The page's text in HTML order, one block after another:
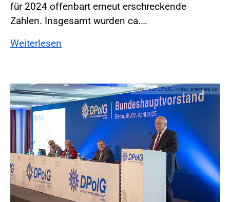
für 2024 offenbart erneut erschreckende
Zahlen. Insgesamt wurden ca.…
Weiterlesen
Foto:Foto: DPolG / video-premiere.de